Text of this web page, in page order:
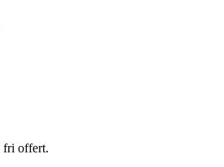
fri offert.